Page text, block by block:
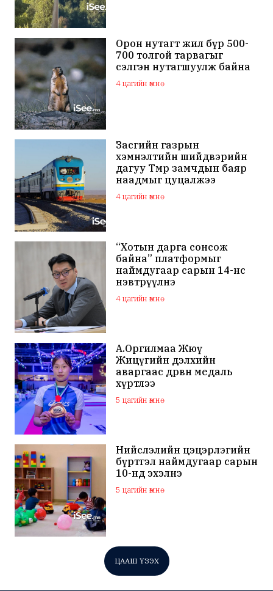
Орон нутагт жил бүр 500-
700 толгой тарвагыг
сэлгэн нутагшуулж байна
4 цагийн өмнө
Засгийн газрын
хэмнэлтийн шийдвэрийн
дагуу Төмөр замчдын баяр
наадмыг цуцалжээ
4 цагийн өмнө
“Хотын дарга сонсож
байна” платформыг
наймдугаар сарын 14-нөөс
нэвтрүүлнэ
4 цагийн өмнө
А.Оргилмаа Жюү
Жицүгийн дэлхийн
аваргаас дөрвөн медаль
хүртлээ
5 цагийн өмнө
Нийслэлийн цэцэрлэгийн
бүртгэл наймдугаар сарын
10-нд эхэлнэ
5 цагийн өмнө
ЦААШ ҮЗЭХ